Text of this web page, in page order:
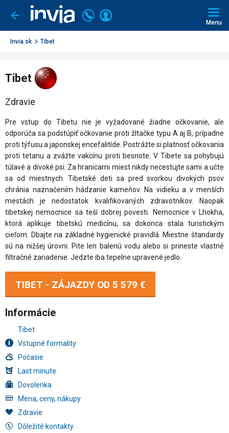
Ísť
späť
Volajte
+421
2
Prihlásiť
Menu
Invia.sk Tibet
Tibet
Zdravie
Pre vstup do Tibetu nie je vyžadované žiadne očkovanie, ale
odporúča sa podstúpiť očkovanie proti žltačke typu A aj B, prípadne
proti týfusu a japonskej encefalitíde. Postrážte si platnosť očkovania
proti tetanu a zvážte vakcínu proti besnote. V Tibete sa pohybujú
túlavé a divoké psi. Za hranicami miest nikdy necestujte sami a učte
sa od miestnych. Tibetské deti sa pred svorkou divokých psov
chránia naznačením hádzanie kameňov. Na vidieku a v menších
mestách je nedostatok kvalifikovaných zdravotníkov. Naopak
tibetskej nemocnice sa teší dobrej povesti. Nemocnice v Lhokha,
ktorá aplikuje tibetskú medicínu, sa dokonca stala turistickým
cieľom. Dbajte na základné hygienické pravidlá. Miestne štandardy
sú na nižšej úrovni. Pite len balenú vodu alebo si prineste vlastné
filtračné zariadenie. Jedzte iba tepelne upravené jedlo.
TIBET - ZÁJAZDY OD 5 579 €
Informácie
Tibet
Vstupné formality
Počasie
Last minute
Dovolenka
Mena, ceny, nákupy
Zdravie
Dôležité kontakty